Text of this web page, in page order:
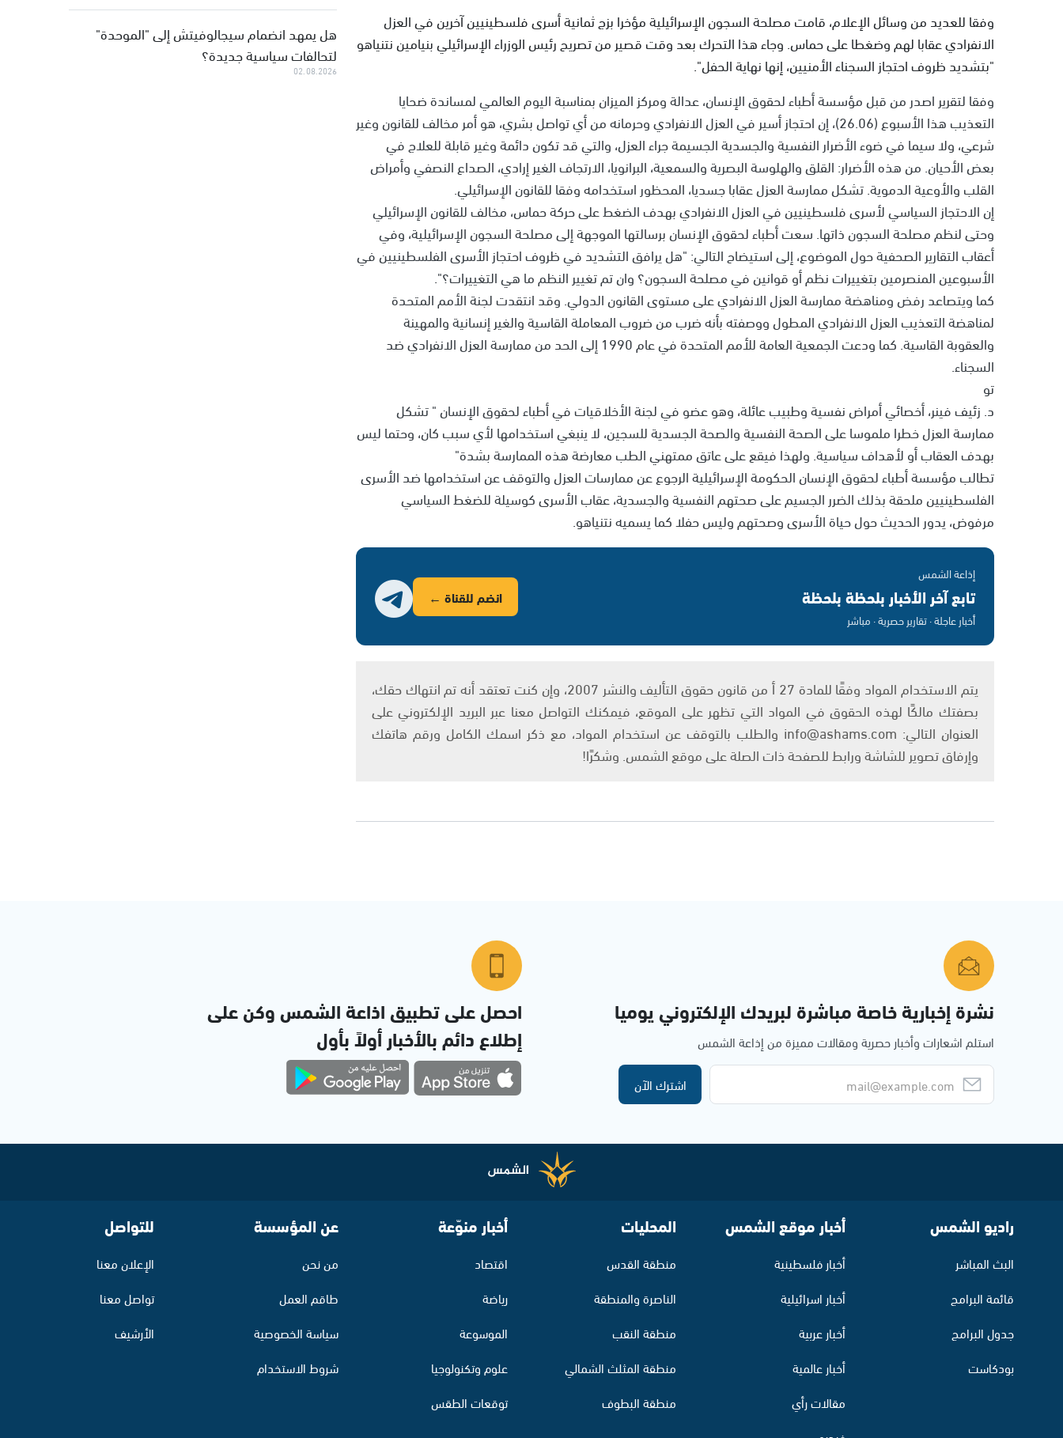
وفقا للعديد من وسائل الإعلام، قامت مصلحة السجون الإسرائيلية مؤخرا بزج ثمانية أسرى فلسطينيين آخرين في العزل
الانفرادي عقابا لهم وضغطا على حماس. وجاء هذا التحرك بعد وقت قصير من تصريح رئيس الوزراء الإسرائيلي بنيامين نتنياهو
"بتشديد ظروف احتجاز السجناء الأمنيين، إنها نهاية الحفل".
وفقا لتقرير اصدر من قبل مؤسسة أطباء لحقوق الإنسان، عدالة ومركز الميزان بمناسبة اليوم العالمي لمساندة ضحايا
التعذيب هذا الأسبوع (26.06)، إن احتجاز أسير في العزل الانفرادي وحرمانه من أي تواصل بشري، هو أمر مخالف للقانون وغير
شرعي، ولا سيما في ضوء الأضرار النفسية والجسدية الجسيمة جراء العزل، والتي قد تكون دائمة وغير قابلة للعلاج في
بعض الأحيان. من هذه الأضرار: القلق والهلوسة البصرية والسمعية، البرانويا، الارتجاف الغير إرادي، الصداع النصفي وأمراض
القلب والأوعية الدموية. تشكل ممارسة العزل عقابا جسديا، المحظور استخدامه وفقا للقانون الإسرائيلي.
إن الاحتجاز السياسي لأسرى فلسطينيين في العزل الانفرادي بهدف الضغط على حركة حماس، مخالف للقانون الإسرائيلي
وحتى لنظم مصلحة السجون ذاتها. سعت أطباء لحقوق الإنسان برسالتها الموجهة إلى مصلحة السجون الإسرائيلية، وفي
أعقاب التقارير الصحفية حول الموضوع، إلى استيضاح التالي: "هل يرافق التشديد في ظروف احتجاز الأسرى الفلسطينيين في
الأسبوعين المنصرمين بتغييرات نظم أو قوانين في مصلحة السجون؟ وان تم تغيير النظم ما هي التغييرات؟".
كما ويتصاعد رفض ومناهضة ممارسة العزل الانفرادي على مستوى القانون الدولي. وقد انتقدت لجنة الأمم المتحدة
لمناهضة التعذيب العزل الانفرادي المطول ووصفته بأنه ضرب من ضروب المعاملة القاسية والغير إنسانية والمهينة
والعقوبة القاسية. كما ودعت الجمعية العامة للأمم المتحدة في عام 1990 إلى الحد من ممارسة العزل الانفرادي ضد
السجناء.
تو
د. زئيف فينر، أخصائي أمراض نفسية وطبيب عائلة، وهو عضو في لجنة الأخلاقيات في أطباء لحقوق الإنسان " تشكل
ممارسة العزل خطرا ملموسا على الصحة النفسية والصحة الجسدية للسجين، لا ينبغي استخدامها لأي سبب كان، وحتما ليس
بهدف العقاب أو لأهداف سياسية. ولهذا فيقع على عاتق ممتهني الطب معارضة هذه الممارسة بشدة"
تطالب مؤسسة أطباء لحقوق الإنسان الحكومة الإسرائيلية الرجوع عن ممارسات العزل والتوقف عن استخدامها ضد الأسرى
الفلسطينيين ملحقة بذلك الضرر الجسيم على صحتهم النفسية والجسدية، عقاب الأسرى كوسيلة للضغط السياسي
مرفوض، يدور الحديث حول حياة الأسرى وصحتهم وليس حفلا كما يسميه نتنياهو.
إذاعة الشمس
تابع آخر الأخبار بلحظة بلحظة
أخبار عاجلة · تقارير حصرية · مباشر
انضم للقناة ←
يتم الاستخدام المواد وفقًا للمادة 27 أ من قانون حقوق التأليف والنشر 2007، وإن كنت تعتقد أنه تم انتهاك حقك،
بصفتك مالكًا لهذه الحقوق في المواد التي تظهر على الموقع، فيمكنك التواصل معنا عبر البريد الإلكتروني على
العنوان التالي: info@ashams.com والطلب بالتوقف عن استخدام المواد، مع ذكر اسمك الكامل ورقم هاتفك
وإرفاق تصوير للشاشة ورابط للصفحة ذات الصلة على موقع الشمس. وشكرًا!
هل يمهد انضمام سيجالوفيتش إلى "الموحدة"
لتحالفات سياسية جديدة؟
02.08.2026
نشرة إخبارية خاصة مباشرة لبريدك الإلكتروني يوميا
استلم اشعارات وأخبار حصرية ومقالات مميزة من إذاعة الشمس
اشترك الآن
احصل على تطبيق اذاعة الشمس وكن على
إطلاع دائم بالأخبار أولاً بأول
راديو الشمس
البث المباشر
قائمة البرامج
جدول البرامج
بودكاست
أخبار موقع الشمس
أخبار فلسطينية
أخبار اسرائيلية
أخبار عربية
أخبار عالمية
مقالات رأي
المحليات
منطقة القدس
الناصرة والمنطقة
منطقة النقب
منطقة المثلث الشمالي
منطقة البطوف
أخبار منوّعة
اقتصاد
رياضة
الموسوعة
علوم وتكنولوجيا
توقعات الطقس
عن المؤسسة
من نحن
طاقم العمل
سياسة الخصوصية
شروط الاستخدام
للتواصل
الإعلان معنا
تواصل معنا
الأرشيف